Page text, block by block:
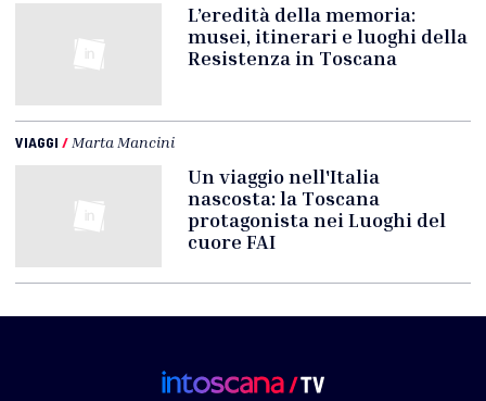
L’eredità della memoria:
musei, itinerari e luoghi della
Resistenza in Toscana
VIAGGI / Marta Mancini
Un viaggio nell'Italia
nascosta: la Toscana
protagonista nei Luoghi del
cuore FAI